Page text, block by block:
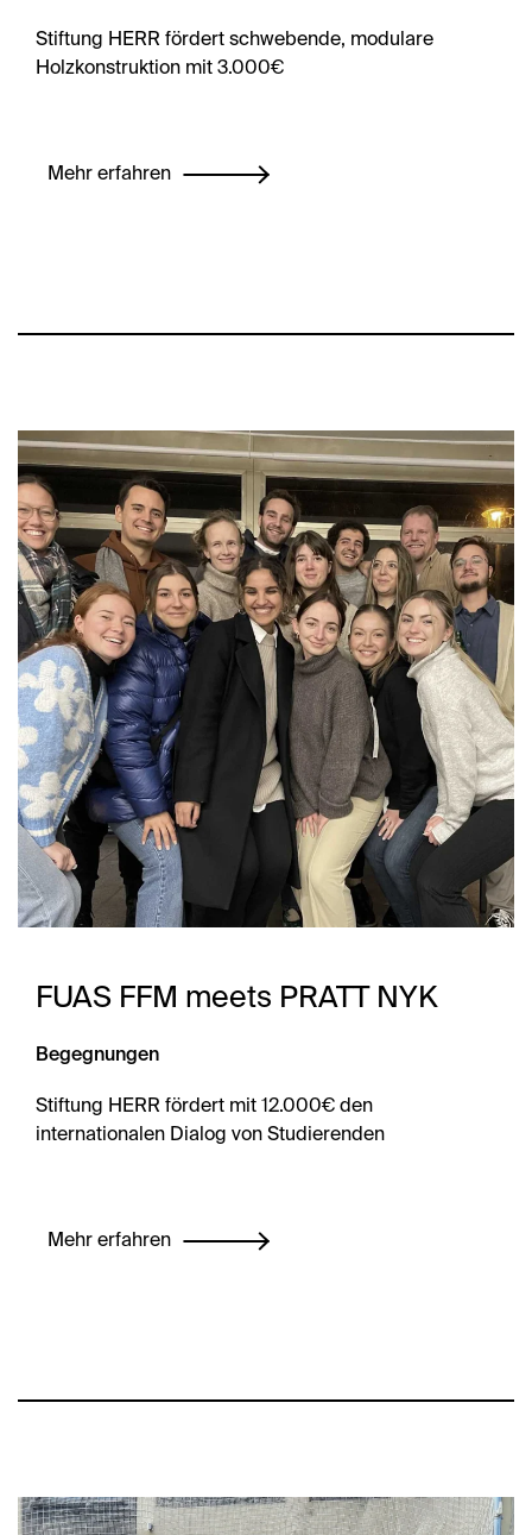
Stiftung HERR fördert schwebende, modulare
Holzkonstruktion mit 3.000€
Mehr erfahren
FUAS FFM meets PRATT NYK
Begegnungen
Stiftung HERR fördert mit 12.000€ den
internationalen Dialog von Studierenden
Mehr erfahren